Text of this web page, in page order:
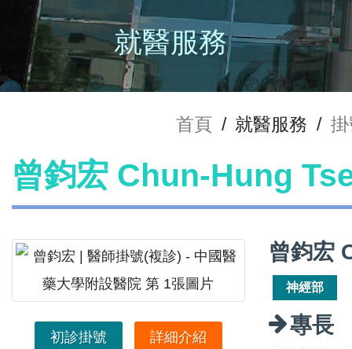
就醫服務
首頁 / 就醫服務 /
曾鈞宏 Chun-Hung
初診掛號 詳細介紹
曾鈞宏
神經部
專長